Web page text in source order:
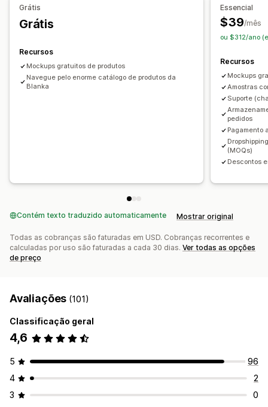
Marca branca
Processamento de pedidos global
Acompanhamento de pedido
Acesso por API
Grátis
Grátis
Recursos
Mockups gratuitos de produtos
Navegue pelo enorme catálogo de produtos da
Blanka
Essencial
$39/mês
ou $312/ano
Recursos
Mockups
Amostras
Suporte
pedidos
Pagamento
(MOQs)
Descontos
Contém texto traduzido automaticamente Mostrar original
Todas as cobranças são faturadas em USD. Cobranças recorrentes e
calculadas por uso são faturadas a cada 30 dias. Ver todas as opções
de preço
Avaliações (101)
Classificação geral
4,6
5
96
4
2
3
0